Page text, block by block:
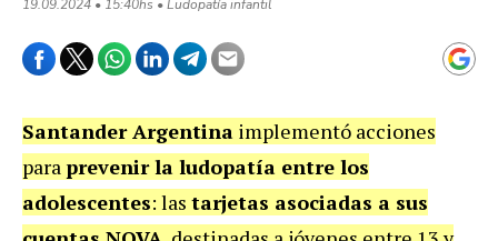
19.09.2024 • 15:40hs • Ludopatía infantil
Santander Argentina implementó acciones
paraprevenir la ludopatía entre los
adolescentes: las tarjetas asociadas a sus